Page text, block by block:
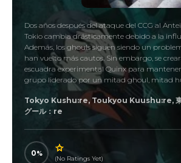
Dos años después del ataque del CCG al
Tokio cambia drásticamente debido a la
Además, los ghouls siguen siendo un
han vuelto más cautos. Sin embargo, se
escuadra experimental Quinx para
grupo liderado por un mitad ghoul, mitad
Tokyo Kushu:re, Toukyou Kuushu:re, 東
グール：re
0
(No Ratings Yet)